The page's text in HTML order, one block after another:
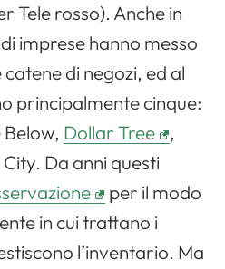
Tele rosso). Anche in
imprese hanno messo
di negozi, ed al
principalmente cinque:
Dollar Tree
,
Da anni questi
per il modo
in cui trattano i
l’inventario. Ma